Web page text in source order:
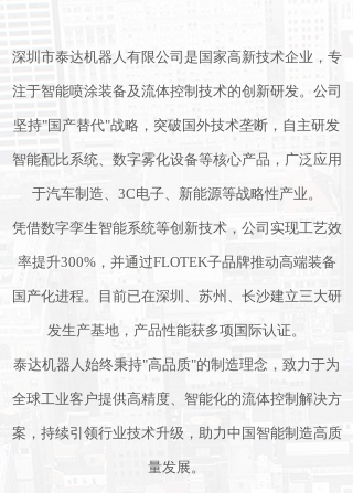
深圳市泰达机器人有限公司是国家高新技术企业，专
注于智能喷涂装备及流体控制技术的创新研发。公司
坚持"国产替代"战略，突破国外技术垄断，自主研发
智能配比系统、数字雾化设备等核心产品，广泛应用
于汽车制造、3C电子、新能源等战略性产业。
凭借数字孪生智能系统等创新技术，公司实现工艺效
率提升300%，并通过FLOTEK子品牌推动高端装备
国产化进程。目前已在深圳、苏州、长沙建立三大研
发生产基地，产品性能获多项国际认证。
泰达机器人始终秉持"高品质"的制造理念，致力于为
全球工业客户提供高精度、智能化的流体控制解决方
案，持续引领行业技术升级，助力中国智能制造高质
量发展。